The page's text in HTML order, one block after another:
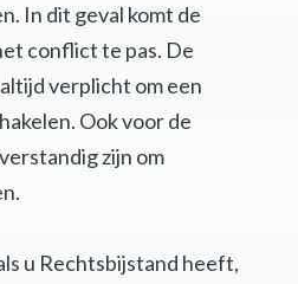
In dit geval komt de
conflict te pas. De
verplicht om een
Ook voor de
zijn om
u Rechtsbijstand heeft,